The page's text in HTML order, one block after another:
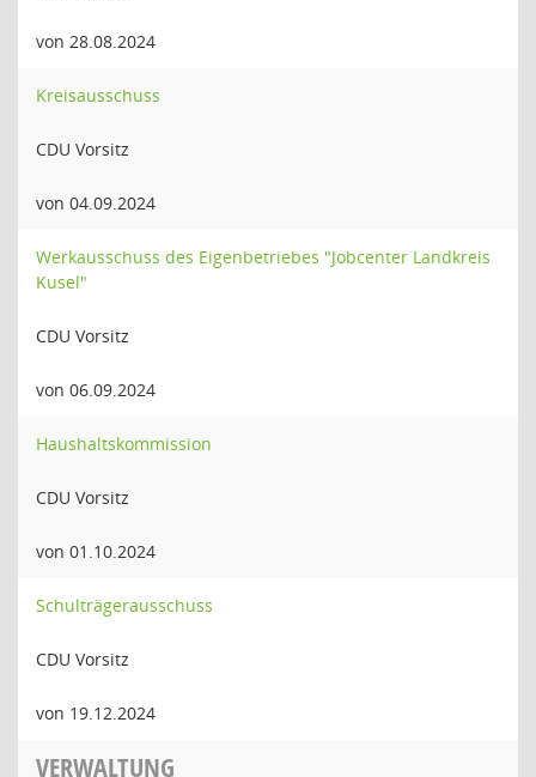
von 28.08.2024
Kreisausschuss
CDU Vorsitz
von 04.09.2024
Werkausschuss des Eigenbetriebes "Jobcenter Landkreis
Kusel"
CDU Vorsitz
von 06.09.2024
Haushaltskommission
CDU Vorsitz
von 01.10.2024
Schulträgerausschuss
CDU Vorsitz
von 19.12.2024
VERWALTUNG